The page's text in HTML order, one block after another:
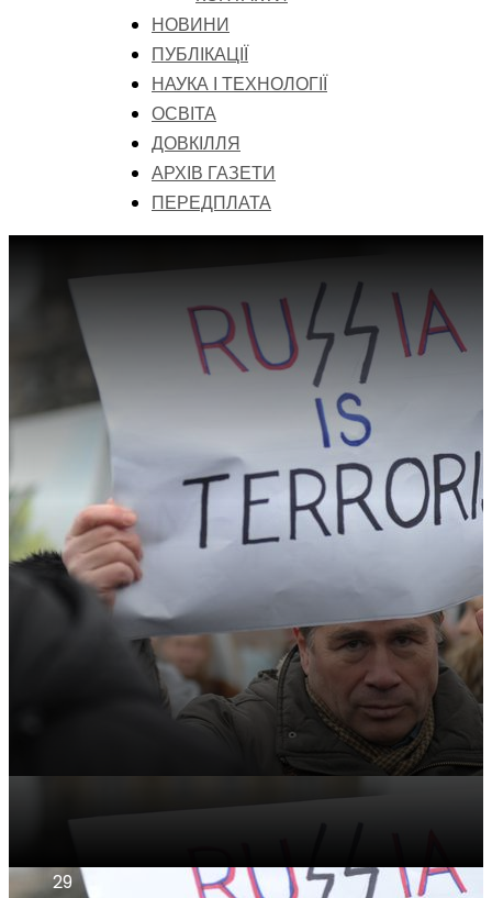
НОВИНИ
ПУБЛІКАЦІЇ
НАУКА І ТЕХНОЛОГІЇ
ОСВІТА
ДОВКІЛЛЯ
АРХІВ ГАЗЕТИ
ПЕРЕДПЛАТА
29